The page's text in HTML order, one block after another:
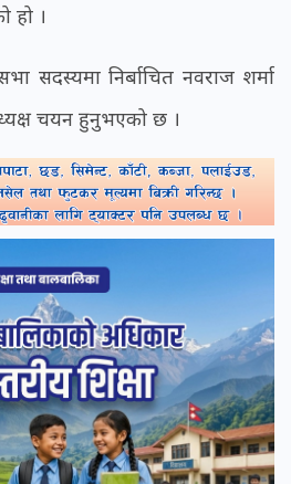
हो ।
सदस्यमा निर्बाचित नवराज शर्मा
चयन हुनुभएको छ ।